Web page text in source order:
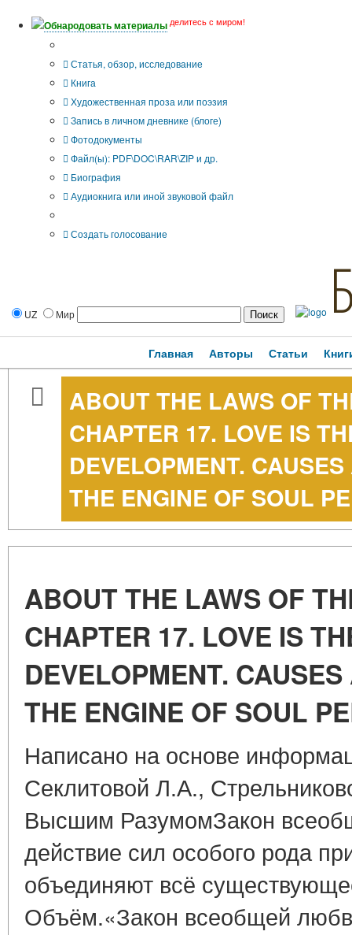
Обнародовать материалы делитесь с миром!
Статья, обзор, исследование
Книга
Художественная проза или поэзия
Запись в личном дневнике (блоге)
Фотодокументы
Файл(ы): PDF\DOC\RAR\ZIP и др.
Биография
Аудиокнига или иной звуковой файл
Создать голосование
UZ Мир
Главная Авторы Статьи
ABOUT THE LAWS OF
CHAPTER 17. LOVE IS
DEVELOPMENT.
THE ENGINE OF SOUL
ABOUT THE LAWS OF
CHAPTER 17. LOVE IS
DEVELOPMENT.
THE ENGINE OF SOUL
Написано на основе
Секлитовой Л.А.,
Высшим РазумомЗакон
действие сил особого рода
объединяют всё
Объём.«Закон всеобщей